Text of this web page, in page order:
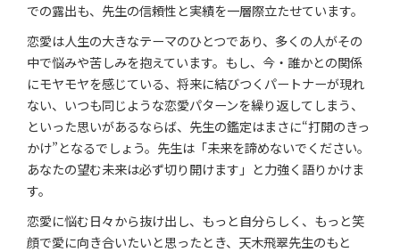
での露出も、先生の信頼性と実績を一層際立たせています。
恋愛は人生の大きなテーマのひとつであり、多くの人がその
中で悩みや苦しみを抱えています。もし、今・誰かとの関係
にモヤモヤを感じている、将来に結びつくパートナーが現れ
ない、いつも同じような恋愛パターンを繰り返してしまう、
といった思いがあるならば、先生の鑑定はまさに“打開のきっ
かけ”となるでしょう。先生は「未来を諦めないでください。
あなたの望む未来は必ず切り開けます」と力強く語りかけま
す。
恋愛に悩む日々から抜け出し、もっと自分らしく、もっと笑
顔で愛に向き合いたいと思ったとき、天木飛翠先生のもと